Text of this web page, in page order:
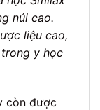
núi cao.
liệu cao,
y học
còn được